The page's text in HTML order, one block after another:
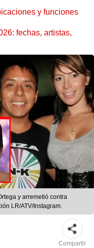
y funciones
fechas, artistas,
y arremetió contra
LR/ATV/Instagram.
Compartir